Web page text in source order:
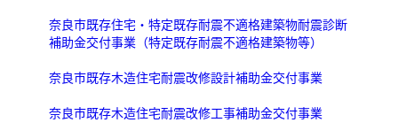
奈良市既存住宅・特定既存耐震不適格建築物耐震診断
補助金交付事業（特定既存耐震不適格建築物等）
奈良市既存木造住宅耐震改修設計補助金交付事業
奈良市既存木造住宅耐震改修工事補助金交付事業